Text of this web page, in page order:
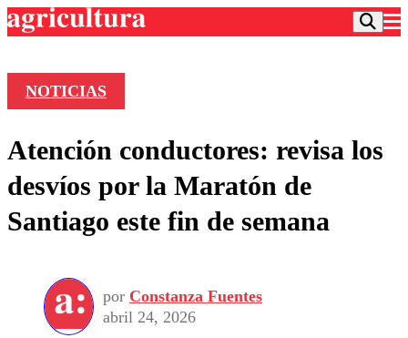
Frecuencias
Agricultura TV
Deportes
Colo Colo
Seleccion Chilena
Torneo Internacional
Entretención
Economía
Internacional
Publicaciones en medios
Opinión
NOTICIAS
Atención conductores: revisa los
desvíos por la Maratón de
Santiago este fin de semana
por Constanza Fuentes
abril 24, 2026